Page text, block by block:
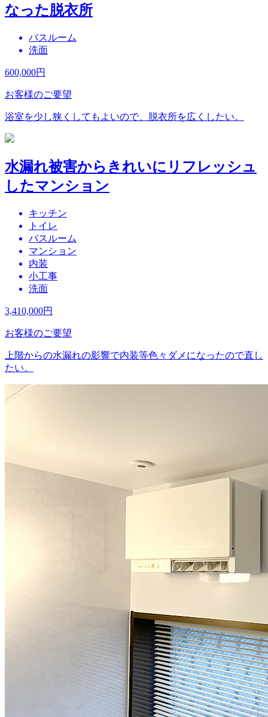
なった脱衣所
バスルーム
洗面
600,000円
お客様のご要望
浴室を少し狭くしてもよいので、脱衣所を広くしたい。
水漏れ被害からきれいにリフレッシュ
したマンション
キッチン
トイレ
バスルーム
マンション
内装
小工事
洗面
3,410,000円
お客様のご要望
上階からの水漏れの影響で内装等色々ダメになったので直し
たい。